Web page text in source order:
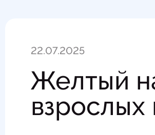
22.07.2025
Желтый
взрослых